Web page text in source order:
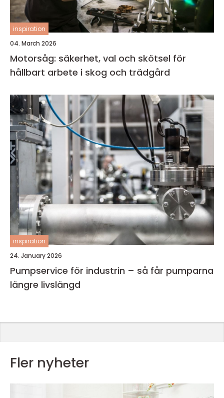
inspiration
04. March 2026
Motorsåg: säkerhet, val och skötsel för
hållbart arbete i skog och trädgård
inspiration
24. January 2026
Pumpservice för industrin – så får pumparna
längre livslängd
Fler nyheter